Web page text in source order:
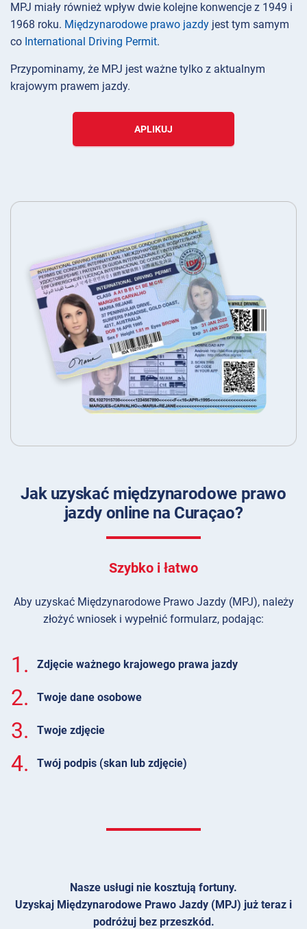
MPJ miały również wpływ dwie kolejne konwencje z 1949 i
1968 roku. Międzynarodowe prawo jazdy jest tym samym
co International Driving Permit.
Przypominamy, że MPJ jest ważne tylko z aktualnym
krajowym prawem jazdy.
APLIKUJ
Jak uzyskać międzynarodowe prawo
jazdy online na Curaçao?
Szybko i łatwo
Aby uzyskać Międzynarodowe Prawo Jazdy (MPJ), należy
złożyć wniosek i wypełnić formularz, podając:
1. Zdjęcie ważnego krajowego prawa jazdy
2. Twoje dane osobowe
3. Twoje zdjęcie
4. Twój podpis (skan lub zdjęcie)
Nasze usługi nie kosztują fortuny.
Uzyskaj Międzynarodowe Prawo Jazdy (MPJ) już teraz i
podróżuj bez przeszkód.